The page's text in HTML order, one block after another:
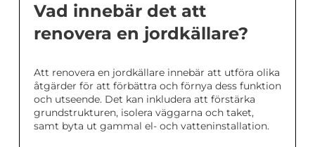
Vad innebär det att
renovera en jordkällare?
Att renovera en jordkällare innebär att utföra olika
åtgärder för att förbättra och förnya dess funktion
och utseende. Det kan inkludera att förstärka
grundstrukturen, isolera väggarna och taket,
samt byta ut gammal el- och vatteninstallation.